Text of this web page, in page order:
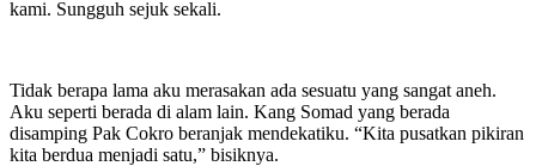
kami. Sungguh sejuk sekali.
Tidak berapa lama aku merasakan ada sesuatu yang sangat aneh.
Aku seperti berada di alam lain. Kang Somad yang berada
disamping Pak Cokro beranjak mendekatiku. “Kita pusatkan pikiran
kita berdua menjadi satu,” bisiknya.